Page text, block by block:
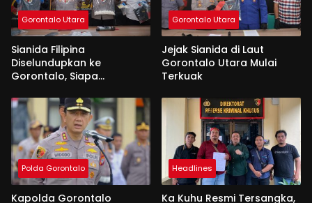
Gorontalo Utara
Sianida Filipina
Diselundupkan ke
Gorontalo, Siapa
Gorontalo Utara
Jejak Sianida di Laut
Gorontalo Utara Mulai
Terkuak
Polda Gorontalo
Kapolda Gorontalo
Headlines
Ka Kuhu Resmi Tersangka,